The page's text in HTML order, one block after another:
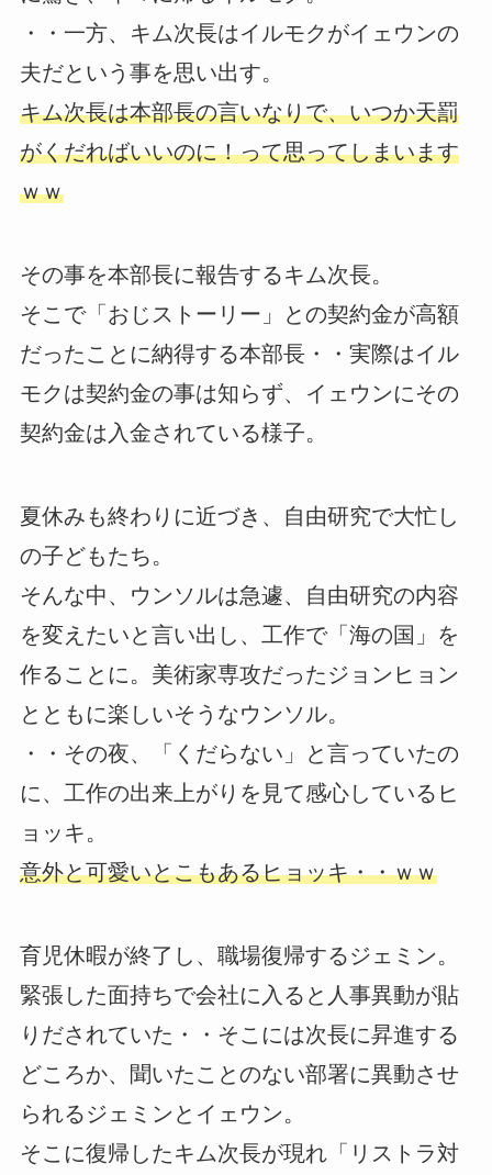
・・一方、キム次長はイルモクがイェウンの
夫だという事を思い出す。
キム次長は本部長の言いなりで、いつか天罰
がくだればいいのに！って思ってしまいます
ｗｗ
その事を本部長に報告するキム次長。
そこで「おじストーリー」との契約金が高額
だったことに納得する本部長・・実際はイル
モクは契約金の事は知らず、イェウンにその
契約金は入金されている様子。
夏休みも終わりに近づき、自由研究で大忙し
の子どもたち。
そんな中、ウンソルは急遽、自由研究の内容
を変えたいと言い出し、工作で「海の国」を
作ることに。美術家専攻だったジョンヒョン
とともに楽しいそうなウンソル。
・・その夜、「くだらない」と言っていたの
に、工作の出来上がりを見て感心しているヒ
ョッキ。
意外と可愛いとこもあるヒョッキ・・ｗｗ
育児休暇が終了し、職場復帰するジェミン。
緊張した面持ちで会社に入ると人事異動が貼
りだされていた・・そこには次長に昇進する
どころか、聞いたことのない部署に異動させ
られるジェミンとイェウン。
そこに復帰したキム次長が現れ「リストラ対